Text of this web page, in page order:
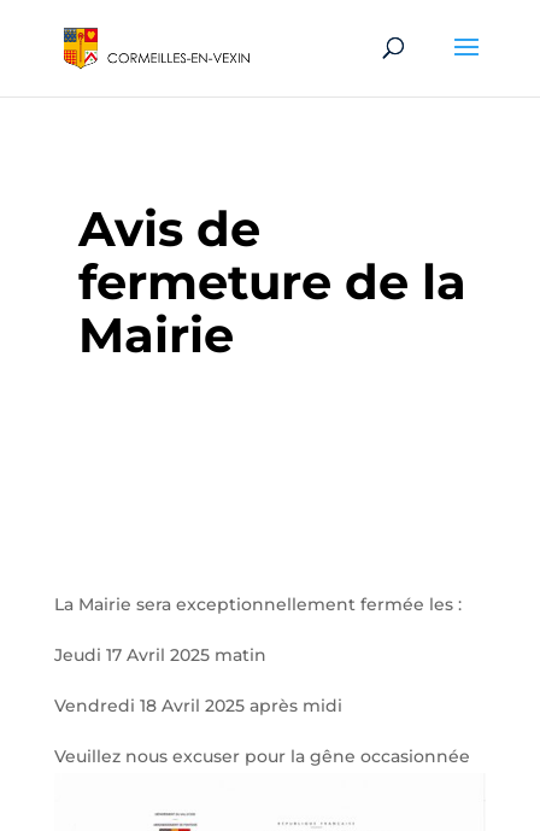
Avis de
fermeture de la
Mairie
La Mairie sera exceptionnellement fermée les :
Jeudi 17 Avril 2025 matin
Vendredi 18 Avril 2025 après midi
Veuillez nous excuser pour la gêne occasionnée